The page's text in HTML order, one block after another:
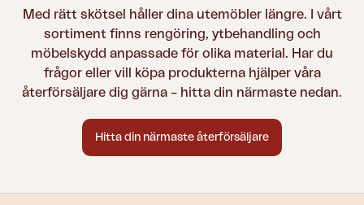
Med rätt skötsel håller dina utemöbler längre. I vårt
sortiment finns rengöring, ytbehandling och
möbelskydd anpassade för olika material. Har du
frågor eller vill köpa produkterna hjälper våra
återförsäljare dig gärna – hitta din närmaste nedan.
Hitta din närmaste återförsäljare